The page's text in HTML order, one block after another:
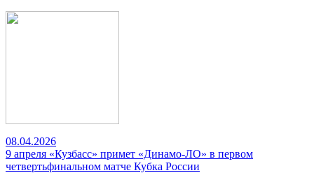
08.04.2026
9 апреля «Кузбасс» примет «Динамо-ЛО» в первом
четвертьфинальном матче Кубка России